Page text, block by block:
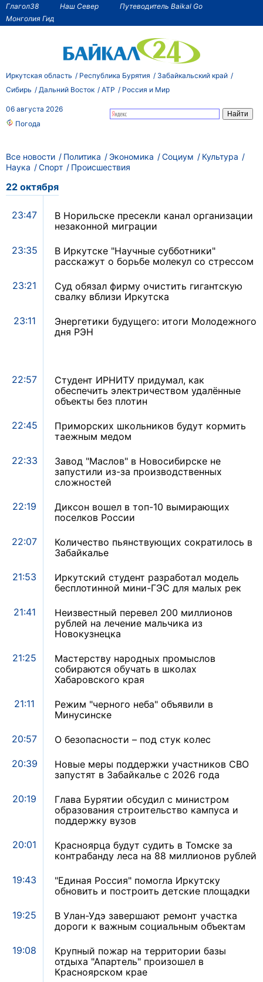
Глагол38 Наш Север
Путеводитель Baikal Go
Монголия Гид
Иркутская область Республика Бурятия
Забайкальский край
Сибирь
Дальний Восток АТР Россия и Мир
06 августа 2026
Погода
Все новости Политика Экономика Социум
Культура
Наука
Спорт Происшествия
22 октября
23:47
В Норильске пресекли канал организации
незаконной миграции
23:35
В Иркутске "Научные субботники"
расскажут о борьбе молекул со стрессом
23:21
Суд обязал фирму очистить гигантскую
свалку вблизи Иркутска
23:11
Энергетики будущего: итоги Молодежного
дня РЭН
22:57
Студент ИРНИТУ придумал, как
обеспечить электричеством удалённые
объекты без плотин
22:45
Приморских школьников будут кормить
таежным медом
22:33
Завод "Маслов" в Новосибирске не
запустили из-за производственных
сложностей
22:19
Диксон вошел в топ-10 вымирающих
поселков России
22:07
Количество пьянствующих сократилось в
Забайкалье
21:53
Иркутский студент разработал модель
бесплотинной мини-ГЭС для малых рек
21:41
Неизвестный перевел 200 миллионов
рублей на лечение мальчика из
Новокузнецка
21:25
Мастерству народных промыслов
собираются обучать в школах
Хабаровского края
21:11
Режим "черного неба" объявили в
Минусинске
20:57 О безопасности – под стук колес
20:39
Новые меры поддержки участников СВО
запустят в Забайкалье с 2026 года
20:19
Глава Бурятии обсудил с министром
образования строительство кампуса и
поддержку вузов
20:01
Красноярца будут судить в Томске за
контрабанду леса на 88 миллионов рублей
19:43
"Единая Россия" помогла Иркутску
обновить и построить детские площадки
19:25
В Улан-Удэ завершают ремонт участка
дороги к важным социальным объектам
19:08
Крупный пожар на территории базы
отдыха "Апартель" произошел в
Красноярском крае